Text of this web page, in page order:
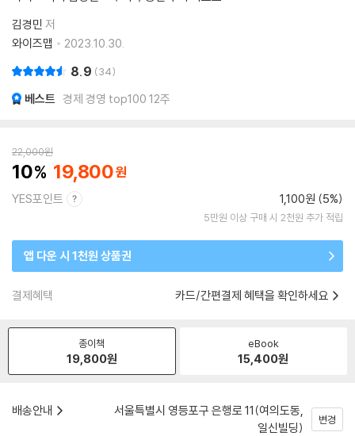
김경민 저
와이즈맵
2023.10.30.
8.9 34
베스트 경제 경영 top100 12주
22,000원
10 19,800
YES포인트 1,100원 (5%)
5만원 이상 구매 시 2천원 추가 적립
앱 다운 시 1천원 상품권
결제혜택 카드/간편결제 혜택을 확인하세요
종이책
19,800원
eBook
15,400원
배송안내
서울특별시 영등포구 은행로 11(여의도동,
일신빌딩)
변경